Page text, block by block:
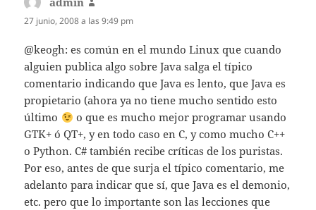
27 junio, 2008 a las 9:49 pm
@keogh: es común en el mundo Linux que cuando
alguien publica algo sobre Java salga el típico
comentario indicando que Java es lento, que Java es
propietario (ahora ya no tiene mucho sentido esto
último
o que es mucho mejor programar usando
GTK+ ó QT+, y en todo caso en C, y como mucho C++
o Python. C# también recibe críticas de los puristas.
Por eso, antes de que surja el típico comentario, me
adelanto para indicar que sí, que Java es el demonio,
etc. pero que lo importante son las lecciones que